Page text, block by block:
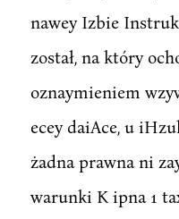
nawey Izbie
został, na który
oznaymieniem
ecey daiAce, u
żadna prawna ni
warunki K ipna 1